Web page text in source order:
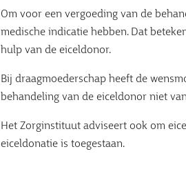
Om voor een vergoeding van de
medische indicatie hebben. Dat
hulp van de eiceldonor.
Bij draagmoederschap heeft de
behandeling van de eiceldonor niet
Het Zorginstituut adviseert ook om
eiceldonatie is toegestaan.